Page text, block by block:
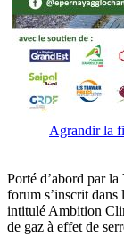
Agrandirla
Porté d’abord par
forum s’inscrit
intitulé Ambition
de gaz à effet de